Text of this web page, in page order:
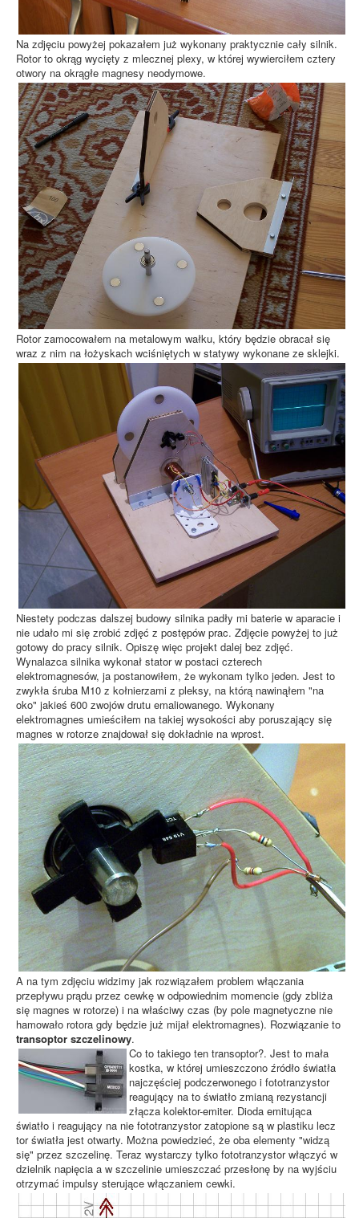
Na zdjęciu powyżej pokazałem już wykonany praktycznie cały silnik.
Rotor to okrąg wycięty z mlecznej plexy, w której wywierciłem cztery
otwory na okrągłe magnesy neodymowe.
Rotor zamocowałem na metalowym wałku, który będzie obracał się
wraz z nim na łożyskach wciśniętych w statywy wykonane ze sklejki.
Niestety podczas dalszej budowy silnika padły mi baterie w aparacie i
nie udało mi się zrobić zdjęć z postępów prac. Zdjęcie powyżej to już
gotowy do pracy silnik. Opiszę więc projekt dalej bez zdjęć.
Wynalazca silnika wykonał stator w postaci czterech
elektromagnesów, ja postanowiłem, że wykonam tylko jeden. Jest to
zwykła śruba M10 z kołnierzami z pleksy, na którą nawinąłem "na
oko" jakieś 600 zwojów drutu emaliowanego. Wykonany
elektromagnes umieściłem na takiej wysokości aby poruszający się
magnes w rotorze znajdował się dokładnie na wprost.
A na tym zdjęciu widzimy jak rozwiązałem problem włączania
przepływu prądu przez cewkę w odpowiednim momencie (gdy zbliża
się magnes w rotorze) i na właściwy czas (by pole magnetyczne nie
hamowało rotora gdy będzie już mijał elektromagnes). Rozwiązanie to
transoptor szczelinowy.
Co to takiego ten transoptor?. Jest to mała
kostka, w której umieszczono źródło światła
najczęściej podczerwonego i fototranzystor
reagujący na to światło zmianą rezystancji
złącza kolektor-emiter. Dioda emitująca
światło i reagujący na nie fototranzystor zatopione są w plastiku lecz
tor światła jest otwarty. Można powiedzieć, że oba elementy "widzą
się" przez szczelinę. Teraz wystarczy tylko fototranzystor włączyć w
dzielnik napięcia a w szczelinie umieszczać przesłonę by na wyjściu
otrzymać impulsy sterujące włączaniem cewki.